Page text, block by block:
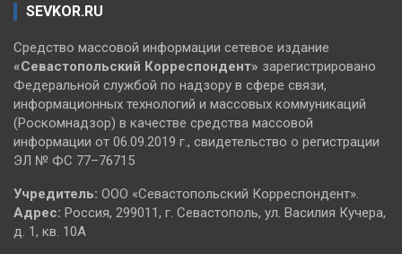
SEVKOR.RU
Средство массовой информации сетевое издание
«Севастопольский Корреспондент» зарегистрировано
Федеральной службой по надзору в сфере связи,
информационных технологий и массовых коммуникаций
(Роскомнадзор) в качестве средства массовой
информации от 06.09.2019 г., свидетельство о регистрации
ЭЛ № ФС 77–76715
Учредитель: ООО «Севастопольский Корреспондент».
Адрес: Россия, 299011, г. Севастополь, ул. Василия Кучера,
д. 1, кв. 10А